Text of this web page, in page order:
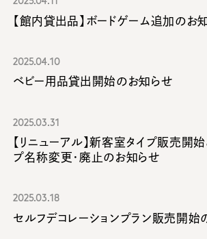
【館内貸出品】ボードゲーム追加のお
2025.04.10
ベビー用品貸出開始のお知らせ
2025.03.31
【リニューアル】新客室タイプ販売開
プ名称変更・廃止のお知らせ
2025.03.18
セルフデコレーションプラン販売開始